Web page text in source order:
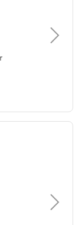
Avizar